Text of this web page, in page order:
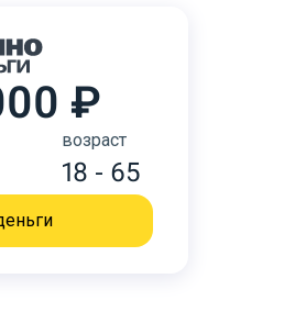
₽
возраст
18 - 65